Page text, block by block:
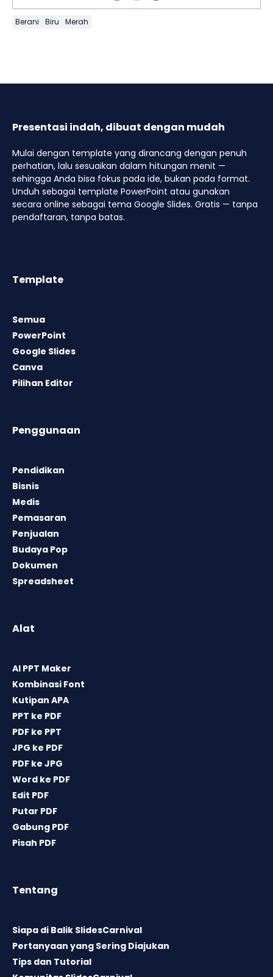
Berani Biru Merah
Presentasi indah, dibuat dengan mudah
Mulai dengan template yang dirancang dengan penuh
perhatian, lalu sesuaikan dalam hitungan menit —
sehingga Anda bisa fokus pada ide, bukan pada format.
Unduh sebagai template PowerPoint atau gunakan
secara online sebagai tema Google Slides. Gratis — tanpa
pendaftaran, tanpa batas.
Template
Semua
PowerPoint
Google Slides
Canva
Pilihan Editor
Penggunaan
Pendidikan
Bisnis
Medis
Pemasaran
Penjualan
Budaya Pop
Dokumen
Spreadsheet
Alat
AI PPT Maker
Kombinasi Font
Kutipan APA
PPT ke PDF
PDF ke PPT
JPG ke PDF
PDF ke JPG
Word ke PDF
Edit PDF
Putar PDF
Gabung PDF
Pisah PDF
Tentang
Siapa di Balik SlidesCarnival
Pertanyaan yang Sering Diajukan
Tips dan Tutorial